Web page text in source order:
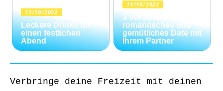
12/10/2022
Leckere Drinks für
einen festlichen
Abend
11/10/2022
3 Vorschläge für ein
romantisches und
gemütliches Date mit
Ihrem Partner
Verbringe deine Freizeit mit deinen